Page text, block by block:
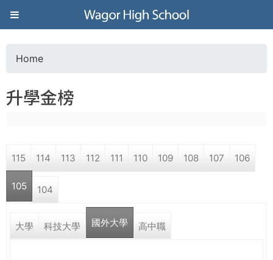
Jump to navigation
葳
格
高
學
o
a
r
e
Home
升學金榜
115 114 113 112 111 110 109 108 107 106
105 104
大學 科技大學 國外大學 高中職